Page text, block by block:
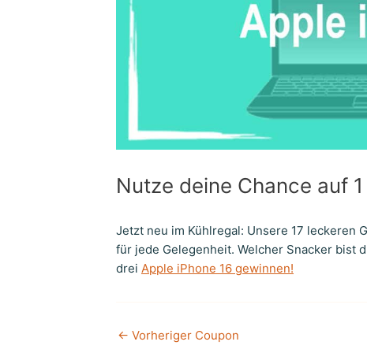
Nutze deine Chance auf
Jetzt neu im Kühlregal: Unsere 17 leckeren
für jede Gelegenheit. Welcher Snacker bist
drei Apple iPhone 16 gewinnen!
← Vorheriger Coupon